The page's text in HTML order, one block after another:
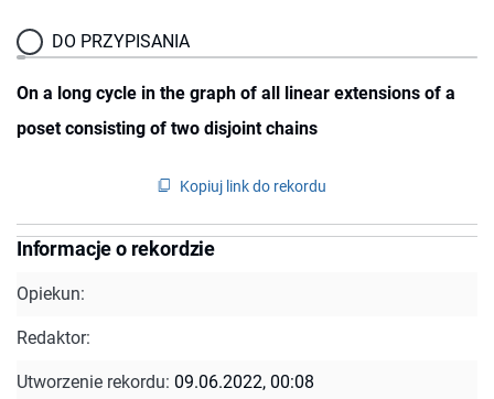
DO PRZYPISANIA
On a long cycle in the graph of all linear extensions of a
poset consisting of two disjoint chains
Kopiuj link do rekordu
Informacje o rekordzie
Opiekun:
Redaktor:
Utworzenie rekordu: 09.06.2022, 00:08